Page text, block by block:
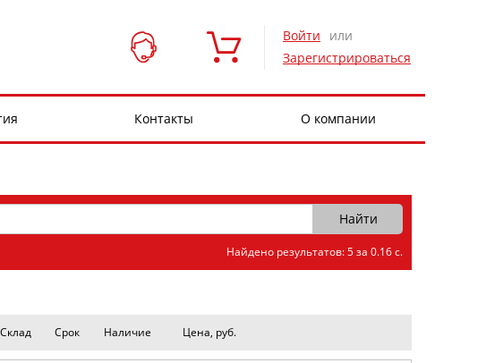
Войти
или
Зарегистрироваться
Контакты О компании
Найдено результатов: 5 за 0.16 с.
Склад Срок Наличие Цена, руб.